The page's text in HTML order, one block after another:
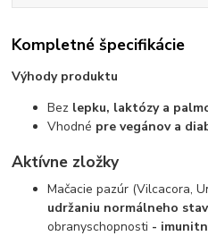
Kompletné špecifikácie
Výhody produktu
Bez lepku, laktózy a
Vhodné pre vegánov a
Aktívne zložky
Mačacie pazúr (Vilcacora,
udržaniu normálneho
obranyschopnosti -